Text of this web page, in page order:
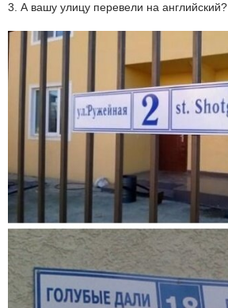
3. А вашу улицу перевели на английский?